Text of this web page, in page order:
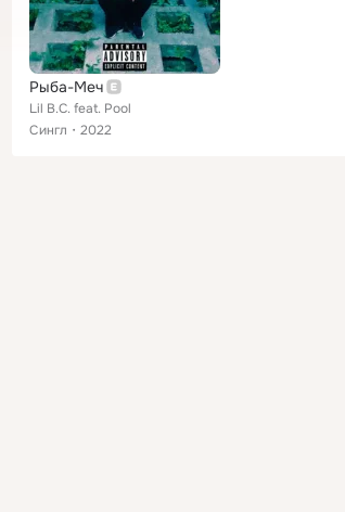
Рыба-Меч
Lil B.C. feat. Pool
Сингл
2022